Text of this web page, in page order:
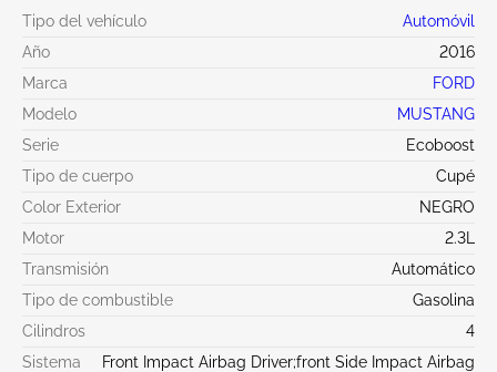
Tipo del vehículo
Automóvil
Año
2016
Marca
FORD
Modelo
MUSTANG
Serie
Ecoboost
Tipo de cuerpo
Cupé
Color Exterior
NEGRO
Motor
2.3L
Transmisión
Automático
Tipo de combustible
Gasolina
Cilindros
4
Sistema
Front Impact Airbag Driver;front Side Impact Airbag